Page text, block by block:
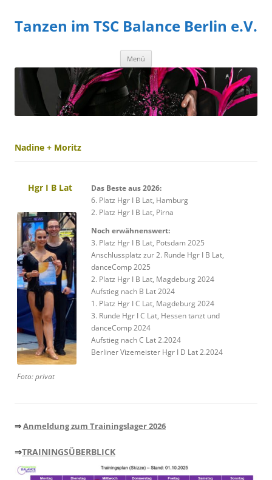
Inhalt
springen
Tanzen im TSC Balance Berlin e.V.
Menü
springen
Nadine + Moritz
Hgr I B Lat
Foto: privat
Das Beste aus 2026:
6. Platz Hgr I B Lat, Hamburg
2. Platz Hgr I B Lat, Pirna
Noch erwähnenswert:
3. Platz Hgr I B Lat, Potsdam 2025
Anschlussplatz zur 2. Runde Hgr I B Lat,
danceComp 2025
2. Platz Hgr I B Lat, Magdeburg 2024
Aufstieg nach B Lat 2024
1. Platz Hgr I C Lat, Magdeburg 2024
3. Runde Hgr I C Lat, Hessen tanzt und
danceComp 2024
Aufstieg nach C Lat 2.2024
Berliner Vizemeister Hgr I D Lat 2.2024
⇒Anmeldung zum Trainingslager 2026
⇒TRAININGSÜBERBLICK